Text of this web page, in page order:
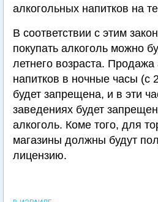
алкогольных напитков на
В соответствии с этим
покупать алкоголь можно
летнего возраста. Продажа
напитков в ночные часы (с
будет запрещена, и в эти
заведениях будет
алкоголь. Коме того, для
магазины должны будут
лицензию.